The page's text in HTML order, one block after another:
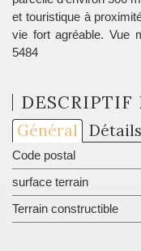
et touristique à
vie fort agréable. Vue
5484
DESCRIPTIF
Général
Code postal
surface terrain
Terrain constructible